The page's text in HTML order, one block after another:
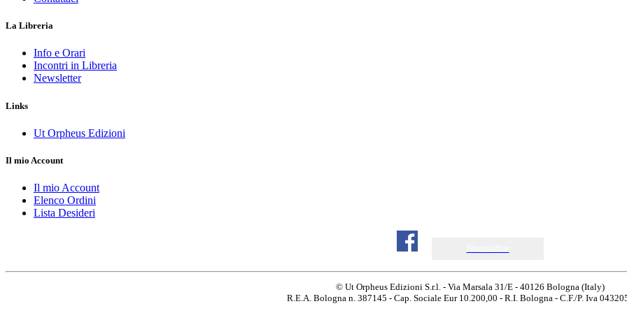
La Libreria
Info e Orari
Incontri in Libreria
Newsletter
Links
Ut Orpheus Edizioni
Il mio Account
Il mio Account
Elenco Ordini
Lista Desideri
© Ut Orpheus Edizioni S.r.l. - Via Marsala 31/E - 40126 Bologna (Italy)
R.E.A. Bologna n. 387145 - Cap. Sociale Eur 10.200,00 - R.I. Bologna - C.F./P. Iva